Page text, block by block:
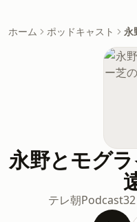
ホーム ポッドキャスト 永
永野とモグ
テレ朝Podcast